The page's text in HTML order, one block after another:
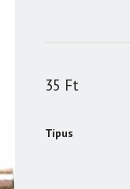
35 Ft
Típus